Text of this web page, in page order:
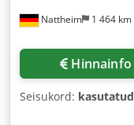
Nattheim 1 464 km
Hinnainfo
Seisukord: kasutatud